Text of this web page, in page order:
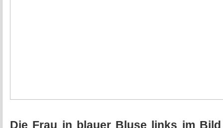
Die Frau in blauer Bluse links im